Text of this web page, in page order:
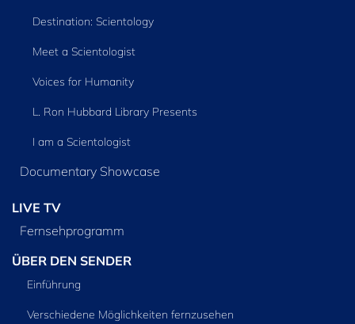
Destination: Scientology
Meet a Scientologist
Voices for Humanity
L. Ron Hubbard Library Presents
I am a Scientologist
Documentary Showcase
LIVE TV
Fernsehprogramm
ÜBER DEN SENDER
Einführung
Verschiedene Möglichkeiten fernzusehen